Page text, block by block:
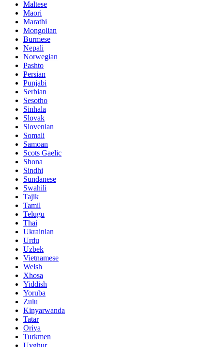
Maltese
Maori
Marathi
Mongolian
Burmese
Nepali
Norwegian
Pashto
Persian
Punjabi
Serbian
Sesotho
Sinhala
Slovak
Slovenian
Somali
Samoan
Scots Gaelic
Shona
Sindhi
Sundanese
Swahili
Tajik
Tamil
Telugu
Thai
Ukrainian
Urdu
Uzbek
Vietnamese
Welsh
Xhosa
Yiddish
Yoruba
Zulu
Kinyarwanda
Tatar
Oriya
Turkmen
Uyghur